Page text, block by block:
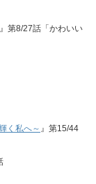
第8/27話「かわいい
く私へ～ 』第15/44